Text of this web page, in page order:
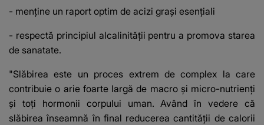
- menţine un raport optim de acizi graşi esenţiali
- respectă principiul alcalinităţii pentru a promova starea
de sanatate.
"Slăbirea este un proces extrem de complex la care
contribuie o arie foarte largă de macro şi micro-nutrienţi
şi toţi hormonii corpului uman. Având în vedere că
slăbirea înseamnă în final reducerea cantităţii de calorii